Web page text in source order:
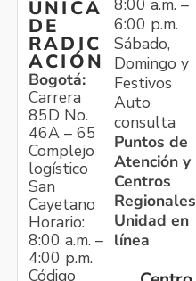
ÚNICA
DE
RADIC
ACIÓN
Bogotá:
Carrera
85D No.
46A – 65
Complejo
logístico
San
Cayetano
Horario:
8:00 a.m. –
4:00 p.m.
Código
6:00 p.m.
Sábado,
Domingo y
Festivos
Auto
consulta
Puntos de
Atención y
Centros
Regionales
Unidad en
línea